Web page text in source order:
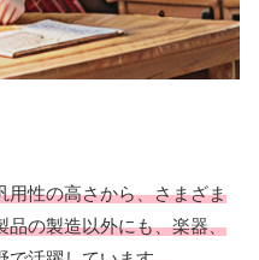
用性の高さから、さまざま
品の製造以外にも、楽器、